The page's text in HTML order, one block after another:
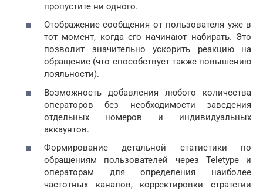
пропустите ни одного.
Отображение сообщения от пользователя уже в
тот момент, когда его начинают набирать. Это
позволит значительно ускорить реакцию на
обращение (что способствует также повышению
лояльности).
Возможность добавления любого количества
операторов без необходимости заведения
отдельных номеров и индивидуальных
аккаунтов.
Формирование детальной статистики по
обращениям пользователей через Teletype и
операторам для определения наиболее
частотных каналов, корректировки стратегии